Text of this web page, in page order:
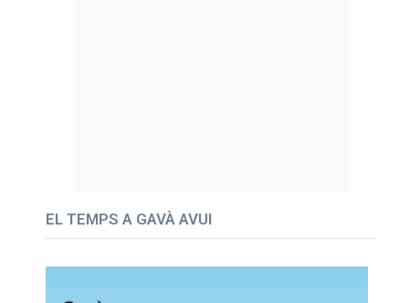
EL TEMPS A GAVÀ AVUI